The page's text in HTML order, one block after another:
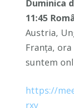
Duminica
11:45
Austria,
Franța, ora
suntem
https://
rxy